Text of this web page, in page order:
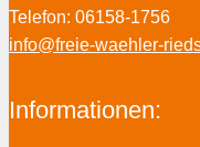
Telefon: 06158-1756
info@freie-waehler-
Informationen: